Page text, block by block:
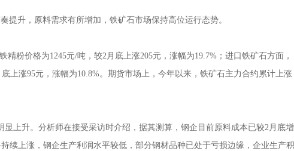
提升，原料需求有所增加，铁矿石市场保持高位运行态势。
精粉价格为1245元/吨，较2月底上涨205元，涨幅为19.7%；进口铁矿石方面，
上涨95元，涨幅为10.8%。期货市场上，今年以来，铁矿石主力合约累计上涨
上升。分析师在接受采访时介绍，据其测算，钢企目前原料成本已较2月底增
续上涨，钢企生产利润水平较低，部分钢材品种已处于亏损边缘，企业生产积